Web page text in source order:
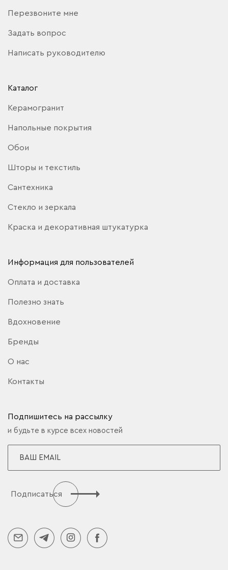
Перезвоните мне
Задать вопрос
Написать руководителю
Каталог
Керамогранит
Напольные покрытия
Обои
Шторы и текстиль
Сантехника
Стекло и зеркала
Краска и декоративная штукатурка
Информация для пользователей
Оплата и доставка
Полезно знать
Вдохновение
Бренды
О нас
Контакты
Подпишитесь на рассылку
и будьте в курсе всех новостей
Подписаться